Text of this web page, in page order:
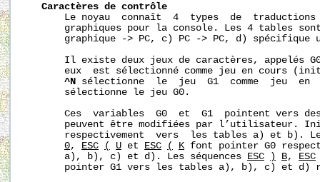
Caractères de contrôle
Le noyau  connaît  4  types  de
graphiques pour la console. Les 4 tables
graphique -> PC, c) PC -> PC, d) spécifique
Il existe deux jeux de caractères, appelés
eux  est sélectionné comme jeu en cours
^N
sélectionne  le  jeu  G1  comme  jeu
       sélectionne le jeu G0.
Ces  variables  G0  et  G1  pointent vers
peuvent être modifiées par l’utilisateur.
respectivement  vers  les tables a) et b).
0, ESC ( U et ESC ( K font pointer G0
       a), b), c) et d). Les séquences
ESC ) B,
ESC
pointer G1 vers les tables a), b), c) et d)